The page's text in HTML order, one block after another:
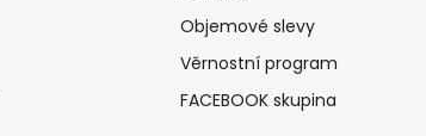
Objemové slevy
Věrnostní program
FACEBOOK skupina